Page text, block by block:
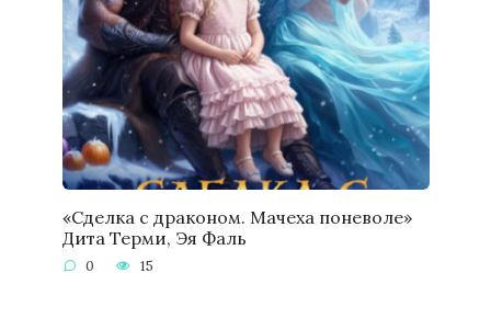
«Сделка с драконом. Мачеха поневоле»
Дита Терми, Эя Фаль
0 15